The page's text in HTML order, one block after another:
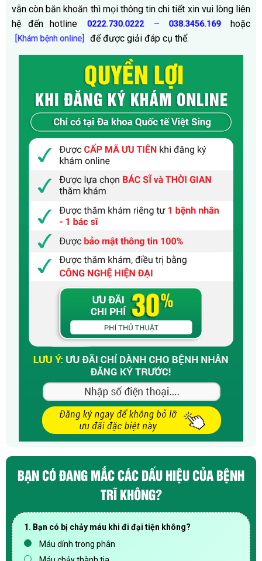
vẫn còn băn khoăn thì mọi thông tin chi tiết xin vui lòng liên
hệ đến hotline
0222.730.0222 – 038.3456.169 hoặc
[Khám bệnh online] để được giải đáp cụ thể.
BẠN CÓ ĐANG MẮC CÁC DẤU HIỆU CỦA BỆNH
TRĨ KHÔNG?
1. Bạn có bị chảy máu khi đi đại tiện không?
Máu dính trong phân